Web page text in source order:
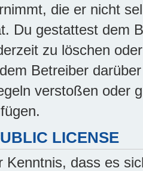
die er nicht
Du gestattest dem
zu löschen
Betreiber
verstoßen oder
LICENSE
Kenntnis, dass es